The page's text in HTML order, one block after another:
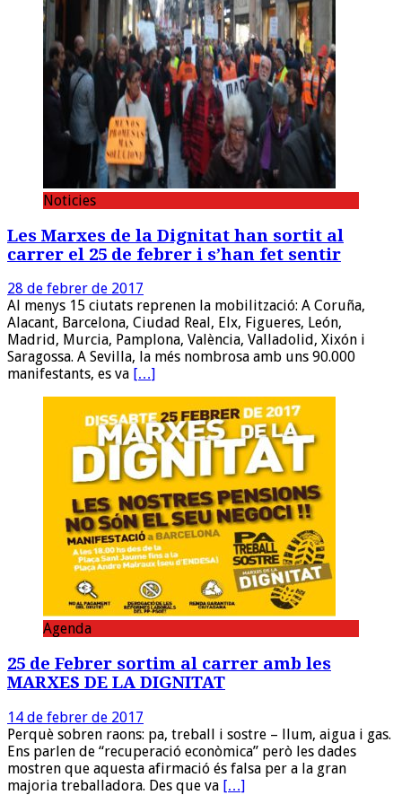
Noticies
Les Marxes de la Dignitat han sortit al
carrer el 25 de febrer i s’han fet sentir
28 de febrer de 2017
Al menys 15 ciutats reprenen la mobilització: A Coruña,
Alacant, Barcelona, Ciudad Real, Elx, Figueres, León,
Madrid, Murcia, Pamplona, València, Valladolid, Xixón i
Saragossa. A Sevilla, la més nombrosa amb uns 90.000
manifestants, es va […]
Agenda
25 de Febrer sortim al carrer amb les
MARXES DE LA DIGNITAT
14 de febrer de 2017
Perquè sobren raons: pa, treball i sostre – llum, aigua i gas.
Ens parlen de “recuperació econòmica” però les dades
mostren que aquesta afirmació és falsa per a la gran
majoria treballadora. Des que va […]